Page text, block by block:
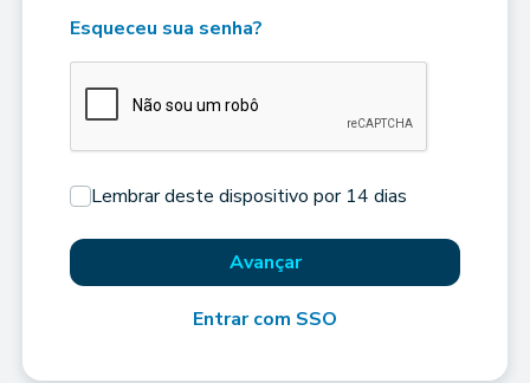
Esqueceu sua senha?
Lembrar deste dispositivo por 14 dias
Avançar
Entrar com SSO